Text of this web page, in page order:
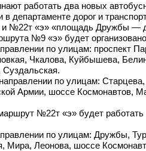
работать два новых
в департаменте дорог и
№22т «э» «площадь Дружбы —
№9 «э» будет
по улицам: проспект
Чкалова, Куйбышева,
Суздальская.
по улицам:
Армии, шоссе Космонавтов,
№22т «э» будет
по улицам: Дружбы,
Мира, Леонова, шоссе